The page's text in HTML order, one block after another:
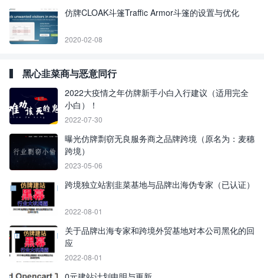
仿牌CLOAK斗篷Traffic Armor斗篷的设置与优化
2020-02-08
黑心韭菜商与恶意同行
2022大疫情之年仿牌新手小白入行建议（适用完全
小白）！
2022-07-30
曝光仿牌剽窃无良服务商之品牌跨境（原名为：麦穗
跨境）
2023-05-06
跨境独立站割韭菜基地与品牌出海伪专家（已认证）
2022-08-01
关于品牌出海专家和跨境外贸基地对本公司黑化的回
应
2022-08-01